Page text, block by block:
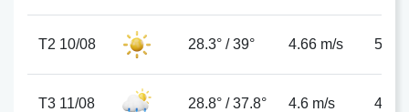
T2 10/08 28.3° /39° 4.66 m/s 50%
T3 11/08 28.8° /37.8° 4.6 m/s 47%